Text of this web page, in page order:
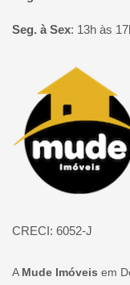
Seg. à Sex: 13h às
Página inicial
CRECI: 6052-J
A Mude Imóveis em